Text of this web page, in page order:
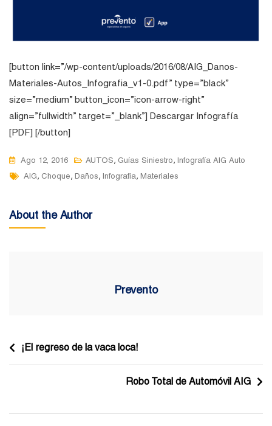
[button link=”/wp-content/uploads/2016/08/AIG_Danos-
Materiales-Autos_Infografia_v1-0.pdf” type=”black”
size=”medium” button_icon=”icon-arrow-right”
align=”fullwidth” target=”_blank”] Descargar Infografía
[PDF] [/button]
Ago 12, 2016 AUTOS, Guías Siniestro, Infografía AIG Auto
Tags
AIG, Choque, Daños, Infografia, Materiales
About the Author
Prevento
Navegación
¡El regreso de la vaca loca!
Robo Total de Automóvil AIG